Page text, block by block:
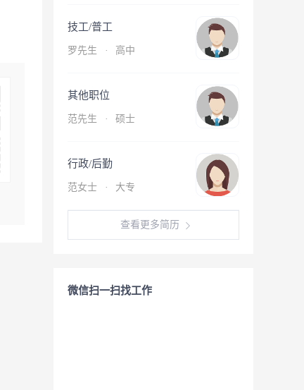
技工/普工
罗先生 · 高中
其他职位
范先生 · 硕士
行政/后勤
范女士 · 大专
查看更多简历
微信扫一扫找工作